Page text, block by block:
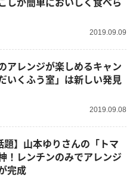
2019.09.09
アレンジが楽しめるキャン
いくふう室」は新しい発見
2019.09.08
】山本ゆりさんの「トマ
！レンチンのみでアレンジ
完成